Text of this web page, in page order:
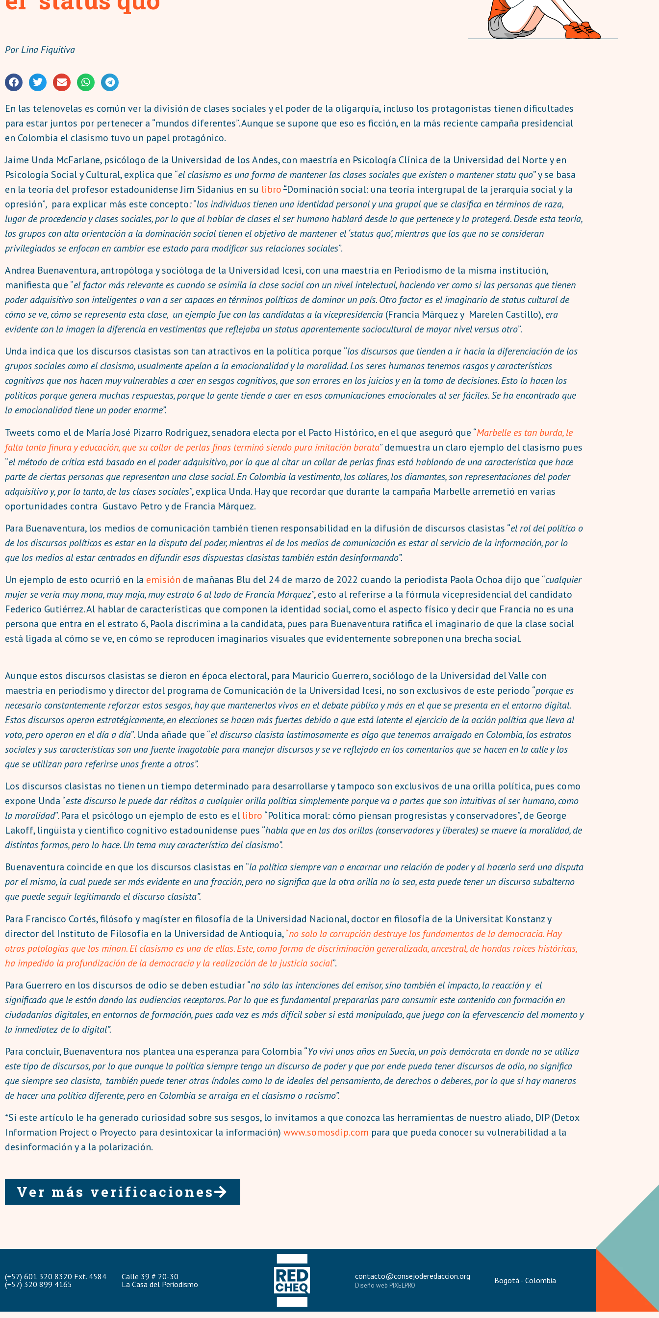
PorLina Fiquitiva
En las telenovelas es común ver la división de clases sociales y el poder de la oligarquía, incluso los protagonistas tienen dificultades
para estar juntos por pertenecer a “mundos diferentes”. Aunque se supone que eso es ficción, en la más reciente campaña presidencial
en Colombia el clasismo tuvo un papel protagónico.
Jaime Unda McFarlane, psicólogo de la Universidad de los Andes, con maestría en Psicología Clínica de la Universidad del Norte y en
Psicología Social y Cultural, explica que “el clasismo es una forma de mantener las clases sociales que existen o mantener statu quo” y se basa
en la teoría del profesor estadounidense Jim Sidanius​​ en su libro“Dominación social: una teoría intergrupal de la jerarquía social y la
opresión”, para explicar más este concepto:“los individuos tienen una identidad personal y una grupal que se clasifica en términos de raza,
lugar de procedencia y clases sociales, por lo que al hablar de clases el ser humano hablará desde la que pertenece y la protegerá. Desde esta teoría,
los grupos con alta orientación a la dominación social tienen el objetivo de mantener el ‘status quo’, mientras que los que no se consideran
privilegiados se enfocan en cambiar ese estado para modificar sus relaciones sociales”.
Andrea Buenaventura, antropóloga y socióloga de la Universidad Icesi, con una maestría en Periodismo de la misma institución,
manifiesta que “el factor más relevante es cuando se asimila la clase social con un nivel intelectual, haciendo ver como si las personas que tienen
poder adquisitivo son inteligentes o van a ser capaces en términos políticos de dominar un país. Otro factor es el imaginario de status cultural de
cómo se ve, cómo se representa esta clase, un ejemplo fue con las candidatas a la vicepresidencia (Francia Márquez y Marelen Castillo),era
evidente con la imagen la diferencia en vestimentas que reflejaba un status aparentemente sociocultural de mayor nivel versus otro”.
Unda indica que los discursos clasistas son tan atractivos en la política porque “los discursos que tienden a ir hacia la diferenciación de los
grupos sociales como el clasismo, usualmente apelan a la emocionalidad y la moralidad. Los seres humanos tenemos rasgos y características
cognitivas que nos hacen muy vulnerables a caer en sesgos cognitivos, que son errores en los juicios y en la toma de decisiones. Esto lo hacen los
políticos porque genera muchas respuestas, porque la gente tiende a caer en esas comunicaciones emocionales al ser fáciles. Se ha encontrado que
la emocionalidad tiene un poder enorme”.
Tweets como el de María José Pizarro Rodríguez, senadora electa por el Pacto Histórico, en el que aseguró que “Marbelle es tan burda, le
falta tanta finura y educación, que su collar de perlas finas terminó siendo pura imitación barata” demuestra un claro ejemplo del clasismo pues
“el método de crítica está basado en el poder adquisitivo, por lo que al citar un collar de perlas finas está hablando de una característica que hace
parte de ciertas personas que representan una clase social. En Colombia la vestimenta, los collares, los diamantes, son representaciones del poder
adquisitivo y, por lo tanto, de las clases sociales”, explica Unda. Hay que recordar que durante la campaña Marbelle arremetió en varias
oportunidades contra Gustavo Petro y de Francia Márquez.
Para Buenaventura, los medios de comunicación también tienen responsabilidad en la difusión de discursos clasistas “el rol del político o
de los discursos políticos es estar en la disputa del poder, mientras el de los medios de comunicación es estar al servicio de la información, por lo
que los medios al estar centrados en difundir esas dispuestas clasistas también están desinformando”.
Un ejemplo de esto ocurrió en la emisión de mañanas Blu del 24 de marzo de 2022 cuando la periodista Paola Ochoa dijo que “cualquier
mujer se vería muy mona, muy maja, muy estrato 6 al lado de Francia Márquez”, esto al referirse a la fórmula vicepresidencial del candidato
Federico Gutiérrez. Al hablar de características que componen la identidad social, como el aspecto físico y decir que Francia no es una
persona que entra en el estrato 6, Paola discrimina a la candidata, pues para Buenaventura ratifica el imaginario de que la clase social
está ligada al cómo se ve, en cómo se reproducen imaginarios visuales que evidentemente sobreponen una brecha social.
Aunque estos discursos clasistas se dieron en época electoral, para Mauricio Guerrero, sociólogo de la Universidad del Valle con
maestría en periodismo y director del programa de Comunicación de la Universidad Icesi, no son exclusivos de este periodo “porque es
necesario constantemente reforzar estos sesgos, hay que mantenerlos vivos en el debate público y más en el que se presenta en el entorno digital.
Estos discursos operan estratégicamente, en elecciones se hacen más fuertes debido a que está latente el ejercicio de la acción política que lleva al
voto, pero operan en el día a día”. Unda añade que “el discurso clasista lastimosamente es algo que tenemos arraigado en Colombia, los estratos
sociales y sus características son una fuente inagotable para manejar discursos y se ve reflejado en los comentarios que se hacen en la calle y los
que se utilizan para referirse unos frente a otros”.
Los discursos clasistas no tienen un tiempo determinado para desarrollarse y tampoco son exclusivos de una orilla política, pues como
expone Unda “este discurso le puede dar réditos a cualquier orilla política simplemente porque va a partes que son intuitivas al ser humano, como
la moralidad”. Para el psicólogo un ejemplo de esto es el libro “Política moral: cómo piensan progresistas y conservadores”, de George
Lakoff, lingüista y científico cognitivo estadounidense pues “habla que en las dos orillas (conservadores y liberales) se mueve la moralidad, de
distintas formas, pero lo hace. Un tema muy característico del clasismo”.
Buenaventura coincide en que los discursos clasistas en “la política siempre van a encarnar una relación de poder y al hacerlo será una disputa
por el mismo, la cual puede ser más evidente en una fracción, pero no significa que la otra orilla no lo sea, esta puede tener un discurso subalterno
que puede seguir legitimando el discurso clasista”.
Para Francisco Cortés, filósofo y magíster en filosofía de la Universidad Nacional, doctor en filosofía de la Universitat Konstanz y
director del Instituto de Filosofía en la Universidad de Antioquia,“no solo la corrupción destruye los fundamentos de la democracia. Hay
otras patologías que los minan. El clasismo es una de ellas. Este, como forma de discriminación generalizada, ancestral, de hondas raíces históricas,
ha impedido la profundización de la democracia y la realización de la justicia social”.
Para Guerrero en los discursos de odio se deben estudiar “no sólo las intenciones del emisor, sino también el impacto, la reacción y el
significado que le están dando las audiencias receptoras. Por lo que es fundamental prepararlas para consumir este contenido con formación en
ciudadanías digitales, en entornos de formación, pues cada vez es más difícil saber si está manipulado, que juega con la efervescencia del momento y
la inmediatez de lo digital”.
Para concluir, Buenaventura nos plantea una esperanza para Colombia “Yo vivi unos años en Suecia, un país demócrata en donde no se utiliza
este tipo de discursos, por lo que aunque la políticasiempre tenga un discurso de poder y que por ende pueda tener discursos de odio, no significa
que siempre sea clasista, también puede tener otras índoles como la de ideales del pensamiento, de derechos o deberes, por lo que sí hay maneras
de hacer una política diferente, pero en Colombia se arraiga en el clasismo o racismo”.
*Si este artículo le ha generado curiosidad sobre sus sesgos, lo invitamos a que conozca las herramientas de nuestro aliado, DIP (Detox
Information Project o Proyecto para desintoxicar la información) www.somosdip.com para que pueda conocer su vulnerabilidad a la
desinformación y a la polarización.
Ver más verificaciones
(+57) 601 320 8320 Ext. 4584
(+57) 320 899 4165
Calle 39 # 20-30
La Casa del Periodismo
contacto@consejoderedaccion.org
Diseño web PIXELPRO
Bogotá - Colombia